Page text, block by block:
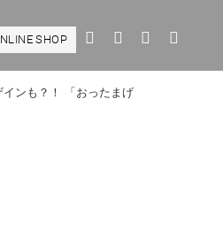
SHOP
ンも？！ 「おったまげ